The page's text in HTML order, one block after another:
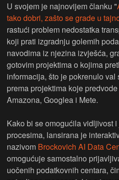
U svojem je najnovijem članku "
tako dobri, zašto se grade u
rastući problem nedostatka
koji prati izgradnju golemih
navodima iz njezina izvješća,
gotovim projektima o kojima
informacija, što je pokrenulo
prema projektima koje
Amazona, Googlea i Mete.
Kako bi se omogućila vidljivost
procesima, lansirana je
nazivom Brockovich AI Data
omogućuje samostalno
uočenih podatkovnih centara,